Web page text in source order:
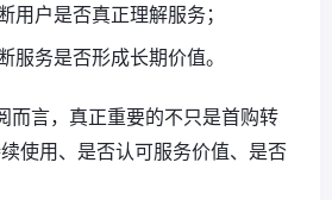
用户是否真正理解服务；
服务是否形成长期价值。
而言，真正重要的不只是首购转
使用、是否认可服务价值、是否